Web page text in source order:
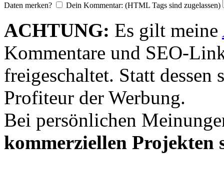
Daten merken? Dein Kommentar: (HTML Tags sind zugelassen)
ACHTUNG: Es gilt meine
Kommentare und SEO-
freigeschaltet. Statt dessen
Profiteur der Werbung.
Bei persönlichen
kommerziellen Projekten